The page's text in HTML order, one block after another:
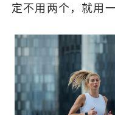
定不用两个，就用